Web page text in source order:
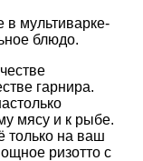
в мультиварке-
блюдо.
гарнира.
мясу и к рыбе.
только на ваш
ризотто с